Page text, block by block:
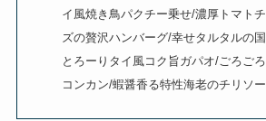
イ風焼き鳥パクチー乗せ/濃厚トマト
ズの贅沢ハンバーグ/幸せタルタルの
とろーりタイ風コク旨ガパオ/ごろご
コンカン/蝦醤香る特性海老のチリソ